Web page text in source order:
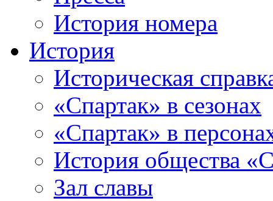
История номера
История
Историческая
«Спартак» в сезонах
«Спартак» в
История общества
Зал славы